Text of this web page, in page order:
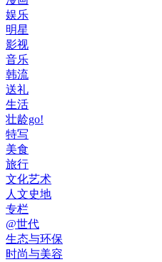
娱乐
明星
影视
音乐
韩流
送礼
生活
壮龄go!
特写
美食
旅行
文化艺术
人文史地
专栏
@世代
生态与环保
时尚与美容